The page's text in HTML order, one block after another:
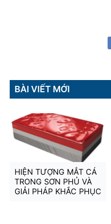
BÀI VIẾT MỚI
HIỆN TƯỢNG MẮT CÁ
TRONG SƠN PHỦ VÀ
GIẢI PHÁP KHẮC PHỤC